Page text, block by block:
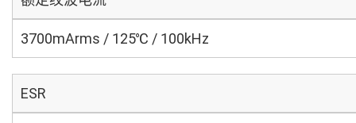
3700mArms / 125℃ / 100kHz
ESR